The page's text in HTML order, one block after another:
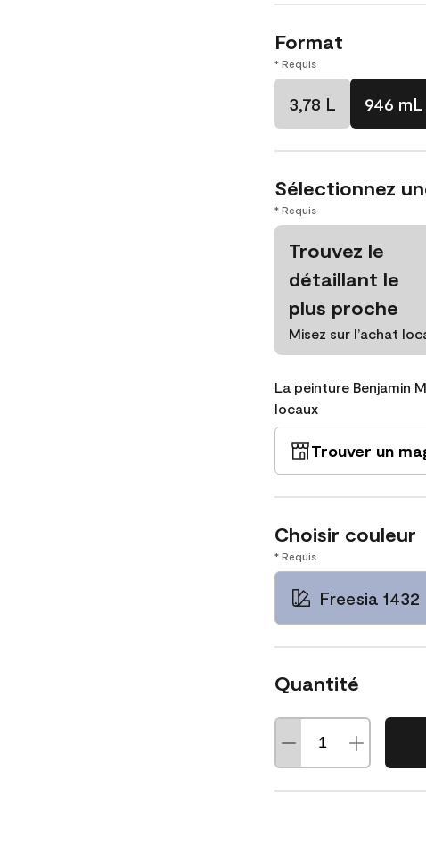
Format
* Requis
3,78 L 946 mL
Sélectionnez
* Requis
Trouvez le
détaillant le
plus proche
Misez sur l’achat
La peinture Benjamin
locaux
Trouver un
Choisir couleur
* Requis
Freesia 1432
Quantité